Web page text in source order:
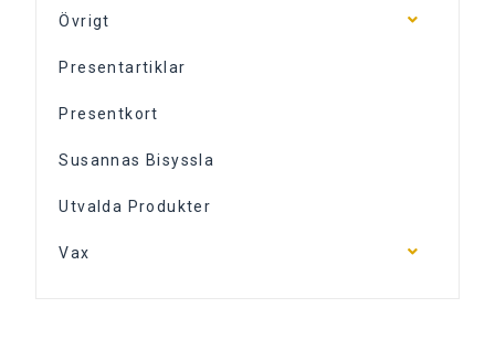
Övrigt
Presentartiklar
Presentkort
Susannas Bisyssla
Utvalda Produkter
Vax